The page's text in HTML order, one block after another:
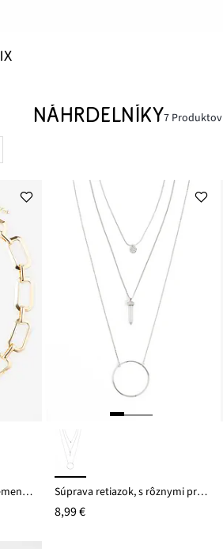
NÁHRDELNÍKY7 Produktov
Retiazka s modernými elementami Súprava retiazok, s rôznymi príveskami (3-dielna)
8,99 €